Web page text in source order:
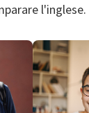
l'inglese.